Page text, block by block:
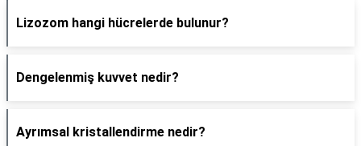
Lizozom hangi hücrelerde bulunur?
Dengelenmiş kuvvet nedir?
Ayrımsal kristallendirme nedir?